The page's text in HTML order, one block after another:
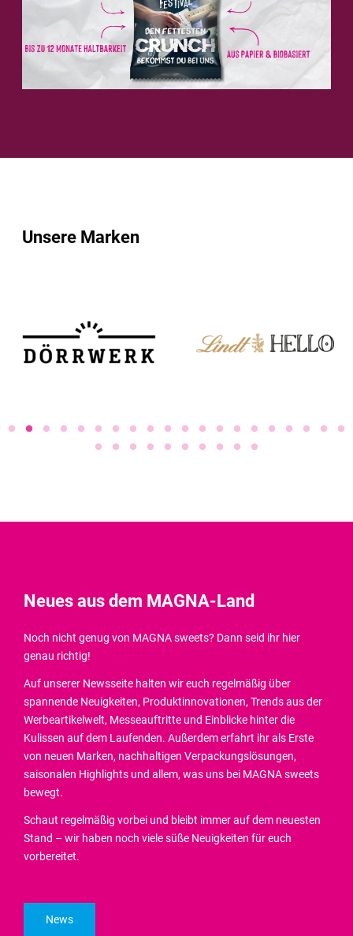
Unsere Marken
Neues aus dem MAGNA-Land
Noch nicht genug von MAGNA sweets? Dann seid ihr hier
genau richtig!
Auf unserer Newsseite halten wir euch regelmäßig über
spannende Neuigkeiten, Produktinnovationen, Trends aus der
Werbeartikelwelt, Messeauftritte und Einblicke hinter die
Kulissen auf dem Laufenden. Außerdem erfahrt ihr als Erste
von neuen Marken, nachhaltigen Verpackungslösungen,
saisonalen Highlights und allem, was uns bei MAGNA sweets
bewegt.
Schaut regelmäßig vorbei und bleibt immer auf dem neuesten
Stand – wir haben noch viele süße Neuigkeiten für euch
vorbereitet.
News